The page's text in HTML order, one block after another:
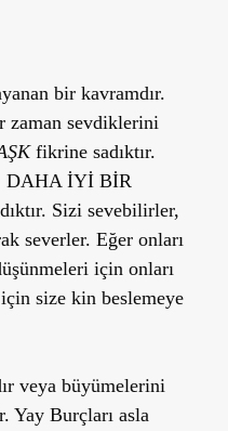
bir kavramdır.
zaman sevdiklerini
fikrine sadıktır.
DAHA İYİ BİR
Sizi sevebilirler,
severler. Eğer onları
için onları
size kin beslemeye
veya büyümelerini
Yay Burçları asla